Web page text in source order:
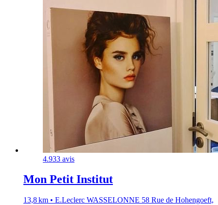
4.933 avis
Mon Petit Institut
13,8 km • E.Leclerc WASSELONNE 58 Rue de Hohengoeft,